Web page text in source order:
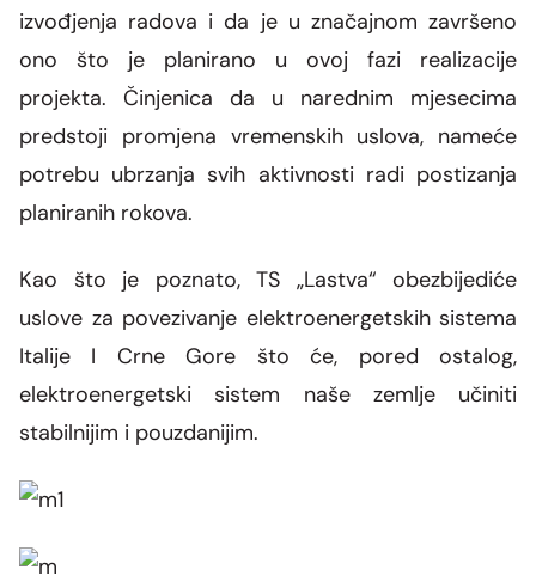
izvođjenja radova i da je u značajnom završeno
ono što je planirano u ovoj fazi realizacije
projekta. Činjenica da u narednim mjesecima
predstoji promjena vremenskih uslova, nameće
potrebu ubrzanja svih aktivnosti radi postizanja
planiranih rokova.
Kao što je poznato, TS „Lastva“ obezbijediće
uslove za povezivanje elektroenergetskih sistema
Italije I Crne Gore što će, pored ostalog,
elektroenergetski sistem naše zemlje učiniti
stabilnijim i pouzdanijim.